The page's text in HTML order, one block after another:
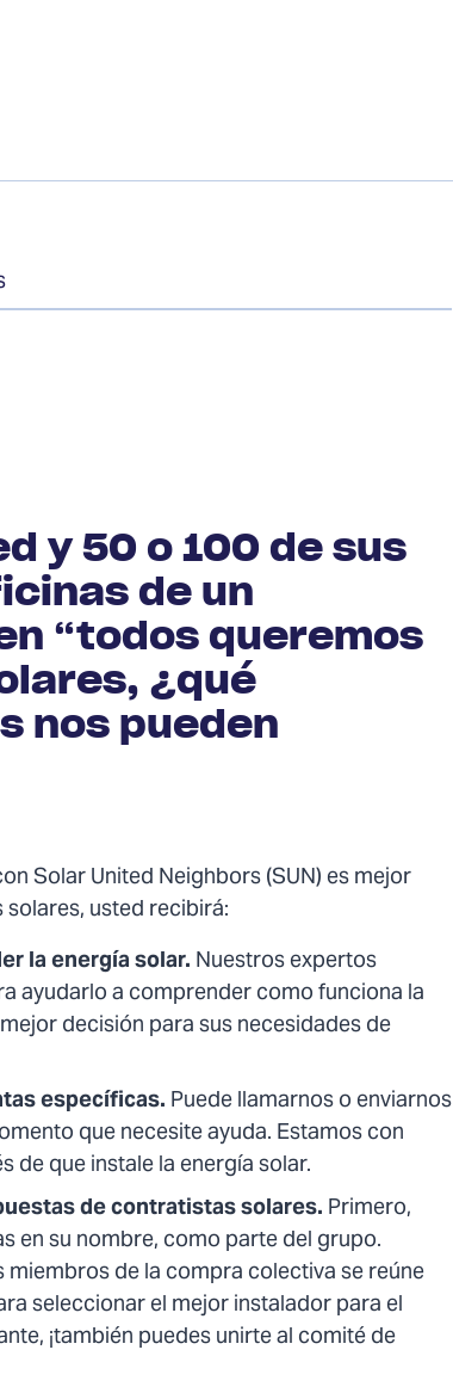
y 50 o 100 de sus
de un
“todos queremos
¿qué
nos pueden
Solar United Neighbors (SUN) es mejor
usted recibirá:
la energía solar.Nuestros expertos
ayudarlo a comprender como funciona la
decisión para sus necesidades de
específicas.Puede llamarnos o enviarnos
que necesite ayuda. Estamos con
de que instale la energía solar.
de contratistas solares.Primero,
en su nombre, como parte del grupo.
de la compra colectiva se reúne
seleccionar el mejor instalador para el
¡también puedes unirte al comité de